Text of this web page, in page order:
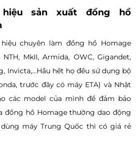
hiệu sản xuất đồng hồ
chuyên làm đồng hồ Homage
MkII, Armida, OWC, Gigandet,
Invicta,...Hầu hết họ đều sử dụng bộ
trước đây có máy ETA) và Nhật
các model của mình để đảm bảo
đồng hồ Homage thường dao động
máy Trung Quốc thì có giá rẻ